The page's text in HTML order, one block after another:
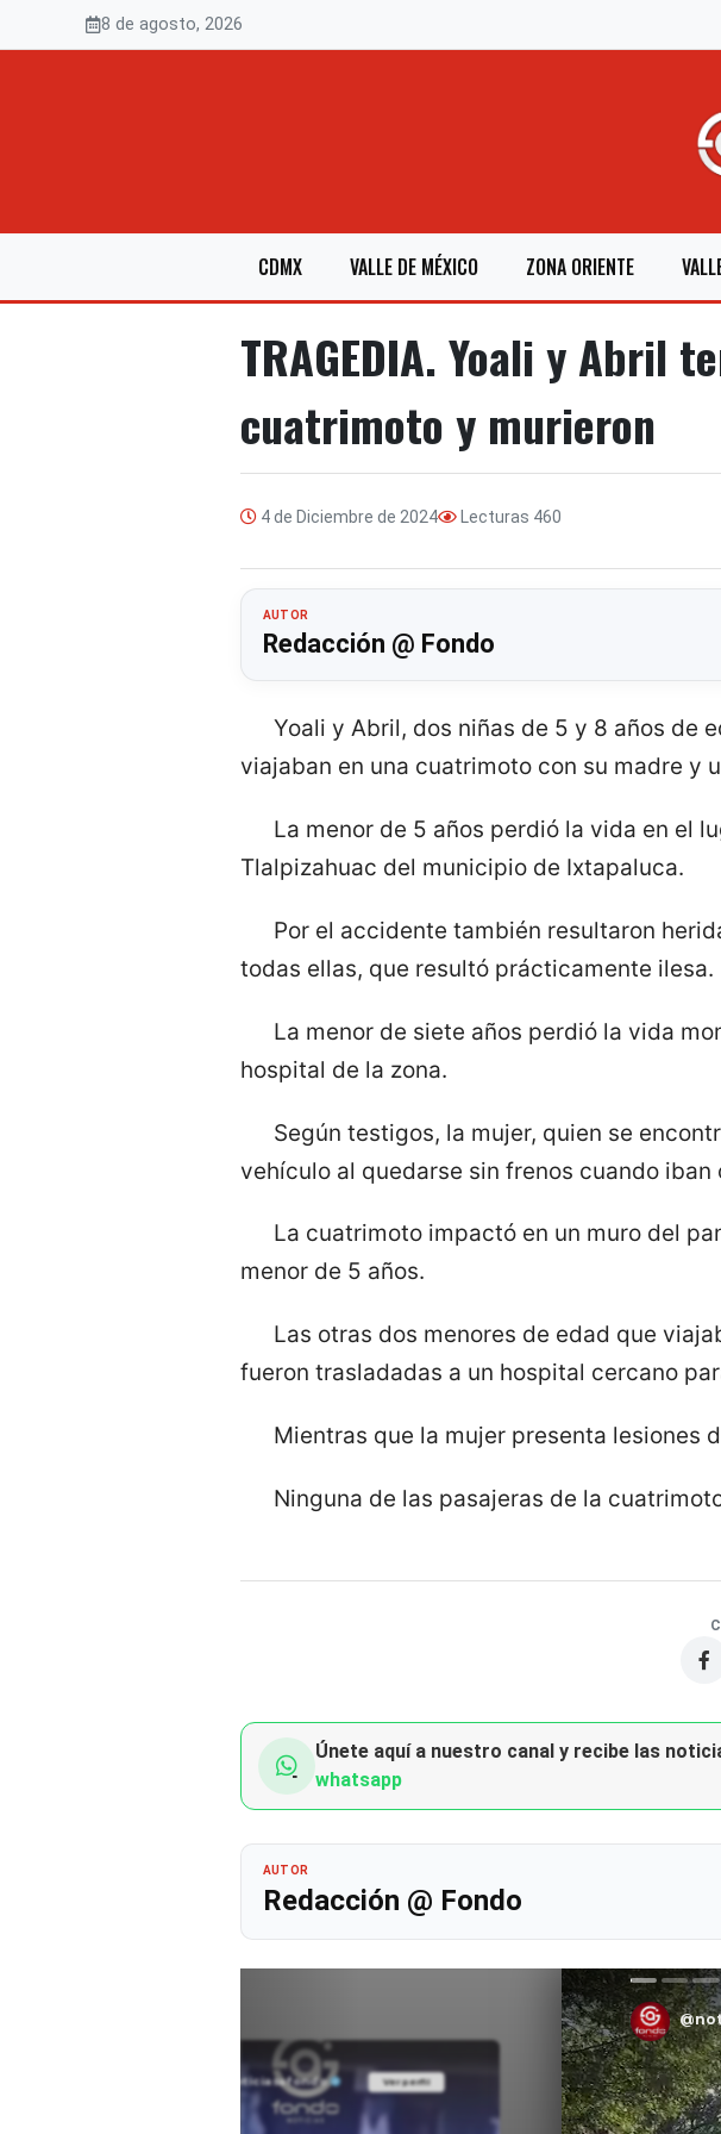
8 de agosto, 2026
CDMX VALLE DE MÉXICO ZONA ORIENTE
TRAGEDIA. Yoali y Abril
cuatrimoto y murieron
4 de Diciembre de 2024 Lecturas 460
AUTOR
Redacción @ Fondo
Yoali y Abril, dos niñas de 5 y 8 años de
viajaban en una cuatrimoto con su madre y
La menor de 5 años perdió la vida en el
Tlalpizahuac del municipio de Ixtapaluca.
Por el accidente también resultaron
todas ellas, que resultó prácticamente ilesa.
La menor de siete años perdió la vida
hospital de la zona.
Según testigos, la mujer, quien se
vehículo al quedarse sin frenos cuando iban
La cuatrimoto impactó en un muro del
menor de 5 años.
Las otras dos menores de edad que
fueron trasladadas a un hospital cercano
Mientras que la mujer presenta lesiones
Ninguna de las pasajeras de la
Únete aquí a nuestro canal y recibe las
whatsapp
AUTOR
Redacción @ Fondo
Ver perfil
@noticiasafondo Ver perfil